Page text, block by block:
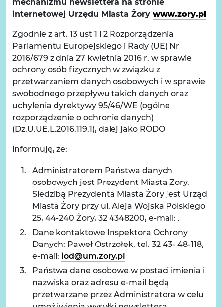
mechanizmu newslettera na stronie
internetowej Urzędu Miasta Żory www.zory.pl
Zgodnie z art. 13 ust 1 i 2 Rozporządzenia
Parlamentu Europejskiego i Rady (UE) Nr
2016/679 z dnia 27 kwietnia 2016 r. w sprawie
ochrony osób fizycznych w związku z
przetwarzaniem danych osobowych i w sprawie
swobodnego przepływu takich danych oraz
uchylenia dyrektywy 95/46/WE (ogólne
rozporządzenie o ochronie danych)
(Dz.U.UE.L.2016.119.1), dalej jako RODO
informuję, że:
Administratorem Państwa danych
osobowych jest Prezydent Miasta Żory.
Siedzibą Prezydenta Miasta Żory jest Urząd
Miasta Żory przy ul. Aleja Wojska Polskiego
25, 44-240 Żory, 32 4348200, e-mail: .
Dane kontaktowe Inspektora Ochrony
Danych: Paweł Ostrzołek, tel. 32 43- 48-118,
e-mail: iod@um.zory.pl
Państwa dane osobowe w postaci imienia i
nazwiska oraz adresu e-mail będą
przetwarzane przez Administratora w celu